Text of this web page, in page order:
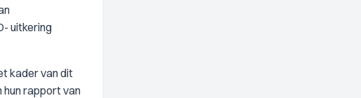
uitkering
kader van dit
hun rapport van